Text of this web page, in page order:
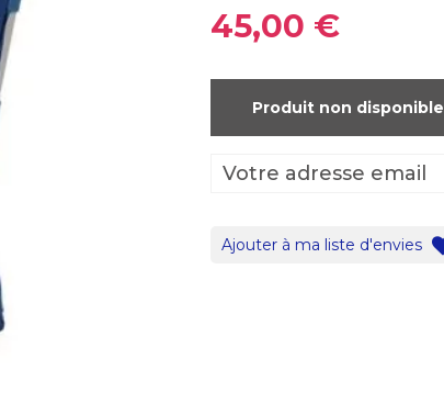
45,00 €
Produit non disponible
Ajouter à ma liste d'envies